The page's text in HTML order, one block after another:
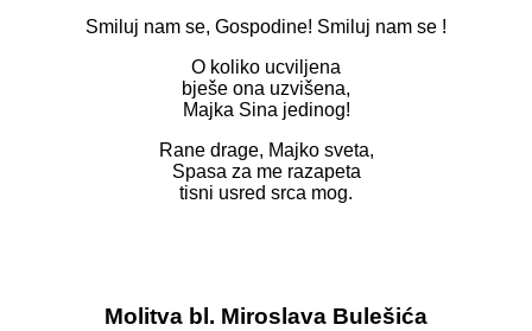
Smiluj nam se, Gospodine! Smiluj nam se !
O koliko ucviljena
bješe ona uzvišena,
Majka Sina jedinog!
Rane drage, Majko sveta,
Spasa za me razapeta
tisni usred srca mog.
Molitva bl. Miroslava Bulešića